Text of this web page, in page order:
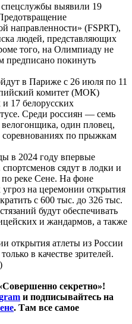
выявили 19
направленности» (FSPRT),
людей, представляющих
того, на Олимпиаду не
предписано покинуть
в Париже с 26 июля по 11
комитет (МОК)
17 белорусских
Среди россиян — семь
велогонщика, один пловец,
соревнованиях по прыжкам
в 2024 году впервые
сядут в лодки и
реке Сене. На фоне
на церемонии открытия
с 600 тыс. до 326 тыс.
будут обеспечивать
и жандармов, а также
атлеты из России
в качестве зрителей.
секретно»!
и подписывайтесь на
. Там все самое